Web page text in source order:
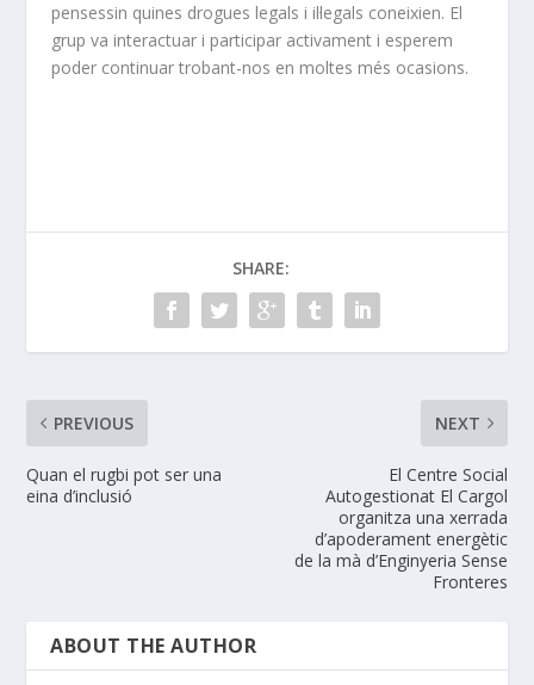
pensessin quines drogues legals i il·legals coneixien. El
grup va interactuar i participar activament i esperem
poder continuar trobant-nos en moltes més ocasions.
SHARE:
PREVIOUS
Quan el rugbi pot ser una
eina d’inclusió
NEXT
El Centre Social
Autogestionat El Cargol
organitza una xerrada
d’apoderament energètic
de la mà d’Enginyeria Sense
Fronteres
ABOUT THE AUTHOR